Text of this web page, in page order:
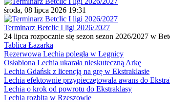
środa, 08 lipca 2026 19:31
Terminarz Betclic I ligi 2026/2027
24 lipca rozpocznie się sezon sezon 2026/2027 w
Tablica Łazarka
Rezerwowa Lechia poległa w Legnicy
Osłabiona Lechia ukarała nieskuteczną Arkę
Lechia Gdańsk z licencją na grę w Ekstraklasie
Lechia efektownie przypieczętowała awans do
Lechia o krok od powrotu do Ekstraklasy
Lechia rozbita w Rzeszowie